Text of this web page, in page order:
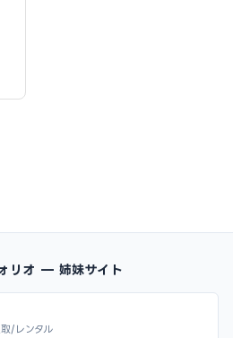
リオ — 姉妹サイト
/レンタル